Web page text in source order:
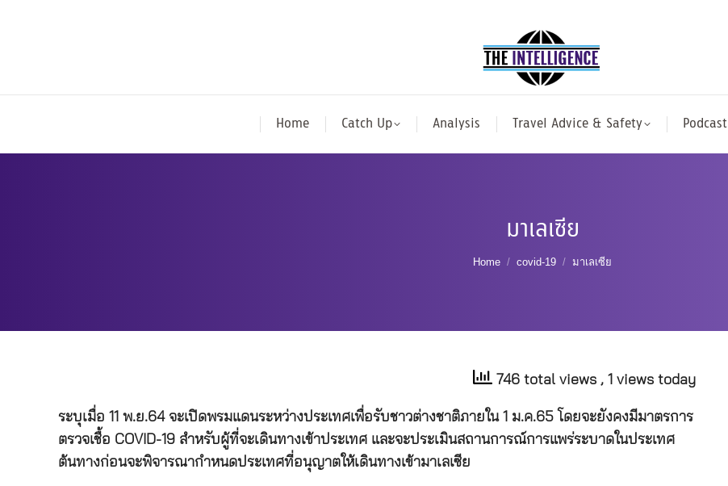
Home Catch Up Analysis Travel Advice & Safety Podcast
มาเลเซีย
You are here:
Home covid-19 มาเลเซีย
746 total views , 1 views today
ระบุเมื่อ 11 พ.ย.64 จะเปิดพรมแดนระหว่างประเทศเพื่อรับชาวต่างชาติภายใน 1 ม.ค.65 โดยจะยังคงมีมาตรการ
ตรวจเชื้อ COVID-19 สำหรับผู้ที่จะเดินทางเข้าประเทศ และจะประเมินสถานการณ์การแพร่ระบาดในประเทศ
ต้นทางก่อนจะพิจารณากำหนดประเทศที่อนุญาตให้เดินทางเข้ามาเลเซีย